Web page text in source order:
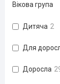
Вікова група
Дитяча 2
Для
Доросла